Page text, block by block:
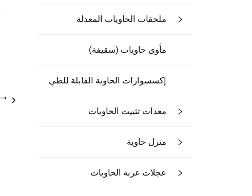
ملحقات الحاويات المعدلة
مأوى حاويات (سقيفة)
إكسسوارات الحاوية القابلة للطي
معدات تثبيت الحاويات
منزل حاوية
عجلات عربة الحاويات